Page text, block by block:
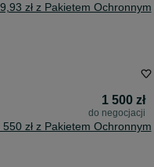
zł z Pakietem Ochronnym
1 500 zł
do negocjacji
550 zł z Pakietem Ochronnym